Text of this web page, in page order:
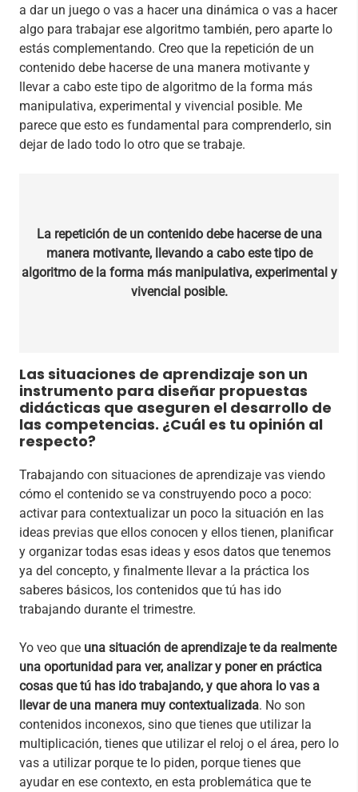
a dar un juego o vas a hacer una dinámica o vas a hacer
algo para trabajar ese algoritmo también, pero aparte lo
estás complementando. Creo que la repetición de un
contenido debe hacerse de una manera motivante y
llevar a cabo este tipo de algoritmo de la forma más
manipulativa, experimental y vivencial posible. Me
parece que esto es fundamental para comprenderlo, sin
dejar de lado todo lo otro que se trabaje.
La repetición de un contenido debe hacerse de una
manera motivante, llevando a cabo este tipo de
algoritmo de la forma más manipulativa, experimental y
vivencial posible.
Las situaciones de aprendizaje son un
instrumento para diseñar propuestas
didácticas que aseguren el desarrollo de
las competencias. ¿Cuál es tu opinión al
respecto?
Trabajando con situaciones de aprendizaje vas viendo
cómo el contenido se va construyendo poco a poco:
activar para contextualizar un poco la situación en las
ideas previas que ellos conocen y ellos tienen, planificar
y organizar todas esas ideas y esos datos que tenemos
ya del concepto, y finalmente llevar a la práctica los
saberes básicos, los contenidos que tú has ido
trabajando durante el trimestre.
Yo veo que una situación de aprendizaje te da realmente
una oportunidad para ver, analizar y poner en práctica
cosas que tú has ido trabajando, y que ahora lo vas a
llevar de una manera muy contextualizada. No son
contenidos inconexos, sino que tienes que utilizar la
multiplicación, tienes que utilizar el reloj o el área, pero lo
vas a utilizar porque te lo piden, porque tienes que
ayudar en ese contexto, en esta problemática que te